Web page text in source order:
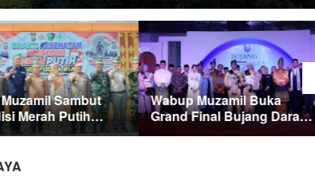
Sambut
Merah Putih
Mangrove
Wabup Muzamil Buka
Grand Final Bujang Dara
Meranti, Ini Daftar